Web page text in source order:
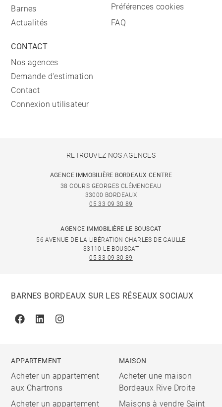
Barnes
Actualités
Préférences cookies
FAQ
CONTACT
Nos agences
Demande d'estimation
Contact
Connexion utilisateur
RETROUVEZ NOS AGENCES
AGENCE IMMOBILIÈRE BORDEAUX CENTRE
38 COURS GEORGES CLÉMENCEAU
33000 BORDEAUX
05 33 09 30 89
AGENCE IMMOBILIÈRE LE BOUSCAT
56 AVENUE DE LA LIBÉRATION CHARLES DE GAULLE
33110 LE BOUSCAT
05 33 09 30 89
BARNES BORDEAUX SUR LES RÉSEAUX SOCIAUX
FacebookLinkedinInstagram
APPARTEMENT
Acheter un appartement
aux Chartrons
Acheter un appartement
MAISON
Acheter une maison
Bordeaux Rive Droite
Maisons à vendre Saint